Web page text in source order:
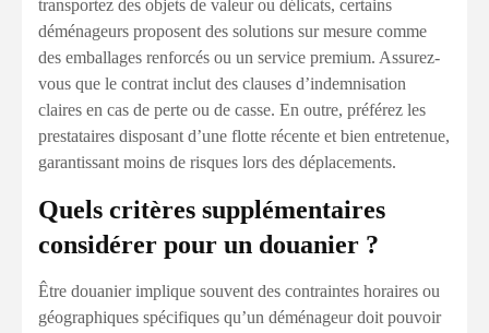
transportez des objets de valeur ou délicats, certains
déménageurs proposent des solutions sur mesure comme
des emballages renforcés ou un service premium. Assurez-
vous que le contrat inclut des clauses d’indemnisation
claires en cas de perte ou de casse. En outre, préférez les
prestataires disposant d’une flotte récente et bien entretenue,
garantissant moins de risques lors des déplacements.
Quels critères supplémentaires
considérer pour un douanier ?
Être douanier implique souvent des contraintes horaires ou
géographiques spécifiques qu’un déménageur doit pouvoir